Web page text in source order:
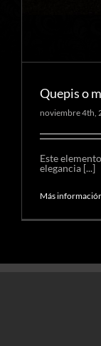
Quepis o
noviembre 4th,
Este
elegancia [...]
Más